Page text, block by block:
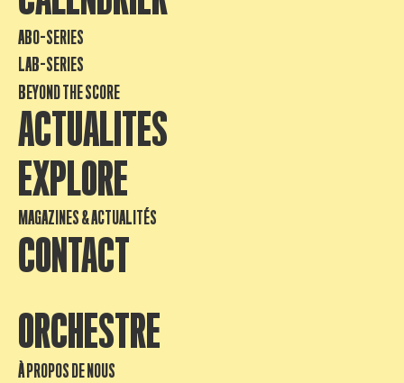
ABO-SERIES
LAB-SERIES
BEYOND THE SCORE
ACTUALITES
EXPLORE
MAGAZINES & ACTUALITÉS
CONTACT
ORCHESTRE
À PROPOS DE NOUS